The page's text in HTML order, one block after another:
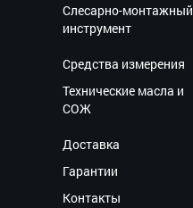
Слесарно-монтажный
инструмент
Средства измерения
Технические масла и
СОЖ
Доставка
Гарантии
Контакты